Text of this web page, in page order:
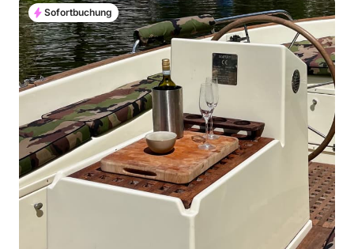
Sofortbuchung